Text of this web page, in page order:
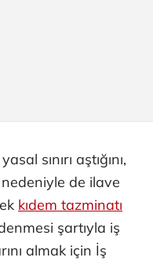
sınırı aştığını,
de ilave
kıdem tazminatı
şartıyla iş
almak için İş